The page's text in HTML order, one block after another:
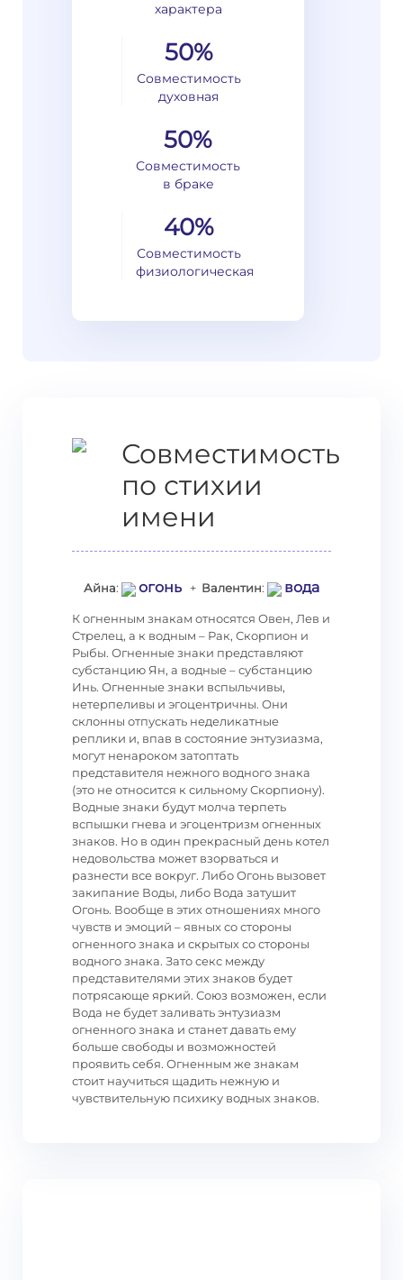
характера
50%
Совместимость
духовная
50%
Совместимость
в браке
40%
Совместимость
физиологическая
Совместимость
по стихии
имени
Айна: огонь + Валентин: вода
К огненным знакам относятся Овен, Лев и
Стрелец, а к водным – Рак, Скорпион и
Рыбы. Огненные знаки представляют
субстанцию Ян, а водные – субстанцию
Инь. Огненные знаки вспыльчивы,
нетерпеливы и эгоцентричны. Они
склонны отпускать неделикатные
реплики и, впав в состояние энтузиазма,
могут ненароком затоптать
представителя нежного водного знака
(это не относится к сильному Скорпиону).
Водные знаки будут молча терпеть
вспышки гнева и эгоцентризм огненных
знаков. Но в один прекрасный день котел
недовольства может взорваться и
разнести все вокруг. Либо Огонь вызовет
закипание Воды, либо Вода затушит
Огонь. Вообще в этих отношениях много
чувств и эмоций – явных со стороны
огненного знака и скрытых со стороны
водного знака. Зато секс между
представителями этих знаков будет
потрясающе яркий. Союз возможен, если
Вода не будет заливать энтузиазм
огненного знака и станет давать ему
больше свободы и возможностей
проявить себя. Огненным же знакам
стоит научиться щадить нежную и
чувствительную психику водных знаков.